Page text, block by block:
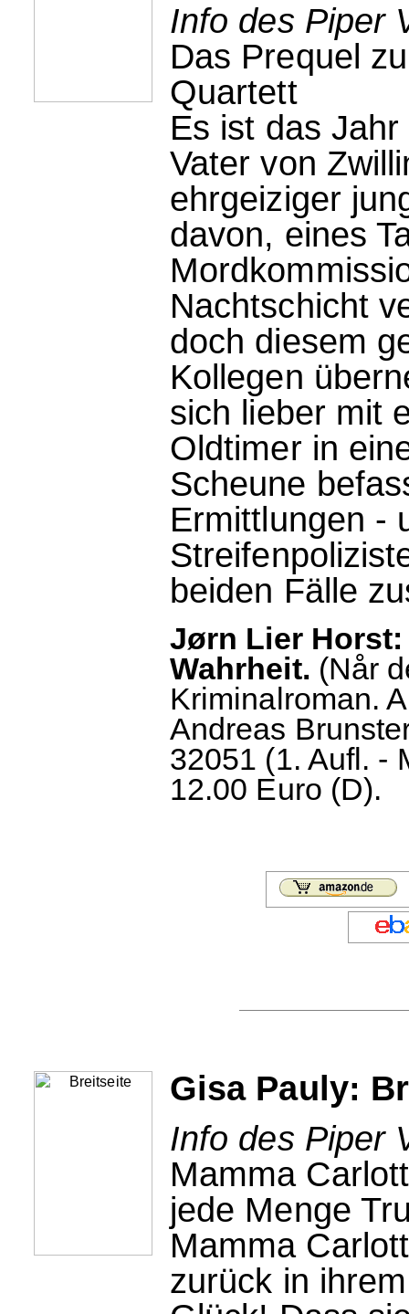
Info des Piper
Das Prequel
Quartett
Es ist das
Vater von
ehrgeiziger
davon, eines
Nachtschicht
doch diesem
Kollegen
sich lieber mit
Oldtimer in
Scheune
Ermittlungen -
beiden Fälle
Jørn Lier
Wahrheit. (Når
Kriminalroman.
Andreas
32051 (1. Aufl. -
12.00 Euro (D).
Gisa Pauly:
Info des Piper
Mamma
jede Menge
Mamma
zurück in